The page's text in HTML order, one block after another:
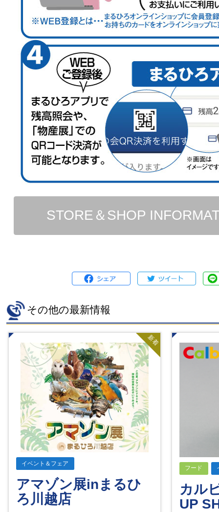
STORE＆SHOP
その他の最新情報
新着
イベント＆フェア
アマゾン展inまるひ
ろ川越店
フード
カル
UP